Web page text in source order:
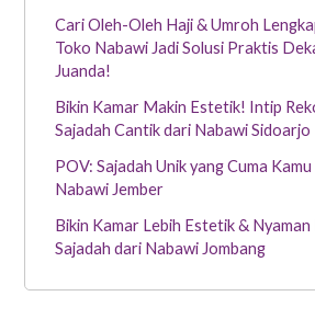
Cari Oleh-Oleh Haji & Umroh
Toko Nabawi Jadi Solusi Praktis
Juanda!
Bikin Kamar Makin Estetik! Intip
Sajadah Cantik dari Nabawi Sidoarjo
POV: Sajadah Unik yang Cuma
Nabawi Jember
Bikin Kamar Lebih Estetik &
Sajadah dari Nabawi Jombang